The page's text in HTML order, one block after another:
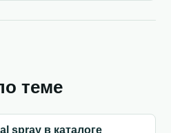
теме
spray в каталоге